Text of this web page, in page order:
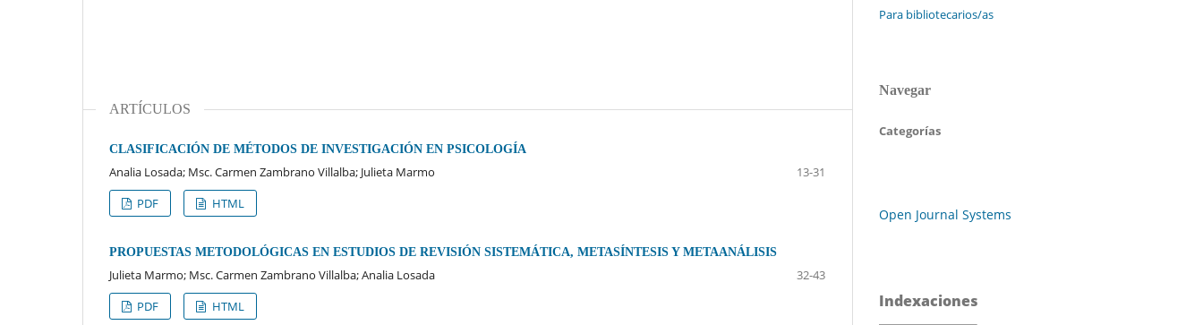
ARTÍCULOS
CLASIFICACIÓN DE MÉTODOS DE INVESTIGACIÓN EN PSICOLOGÍA
Analia Losada; Msc. Carmen Zambrano Villalba; Julieta Marmo
13-31
PDF
HTML
PROPUESTAS METODOLÓGICAS EN ESTUDIOS DE REVISIÓN SISTEMÁTICA, METASÍNTESIS Y METAANÁLISIS
Julieta Marmo; Msc. Carmen Zambrano Villalba; Analia Losada
32-43
PDF
HTML
Para bibliotecarios/as
Navegar
Categorías
Open Journal Systems
Indexaciones